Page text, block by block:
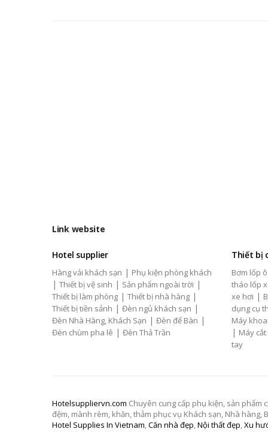
Link website
Hotel supplier
Hàng vải khách sạn | Phụ kiện phòng khách
| Thiết bị vệ sinh | Sản phẩm ngoài trời |
Thiết bị làm phòng | Thiết bị nhà hàng |
Thiết bị tiền sảnh | Đèn ngủ khách sạn |
Đèn Nhà Hàng, Khách Sạn | Đèn để Bàn |
Đèn chùm pha lê | Đèn Thả Trần
Thiết bị
Bơm lốp
tháo lốp
xe hơi |
dụng cụ
Máy
| Máy
tay
Hotelsuppliervn.com Chuyên cung cấp phụ kiện, sản phẩm
đệm, mành rèm, khăn, thảm phục vụ Khách sạn, Nhà hàng,
Hotel Supplies In Vietnam,Căn nhà đẹp,Nội thất đẹp,Xu